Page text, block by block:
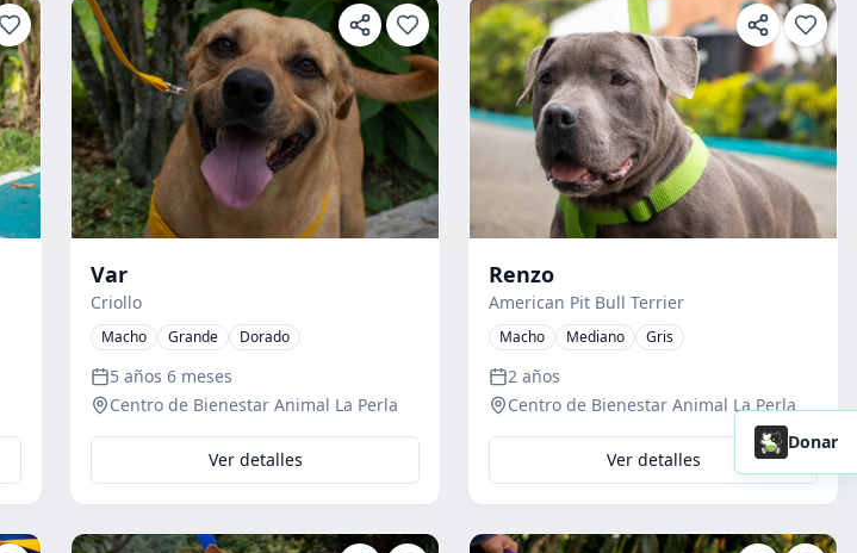
Donar
Var
Criollo
Macho Grande Dorado
5 años 6 meses
Centro de Bienestar Animal La Perla
Ver detalles
Renzo
American Pit Bull Terrier
Macho Mediano Gris
2 años
Centro de Bienestar Animal La Perla
Ver detalles